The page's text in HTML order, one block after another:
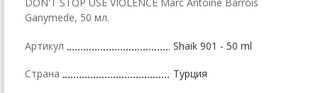
Ganymede, 50 мл.
Артикул Shaik 901 - 50 ml
Страна Турция